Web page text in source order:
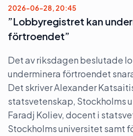
2026-06-28, 20:45
”Lobbyregistret kan
förtroendet”
Det av riksdagen beslutade
underminera förtroendet
Det skriver Alexander
statsvetenskap, Stockholms
Faradj Koliev, docent i
Stockholms universitet samt